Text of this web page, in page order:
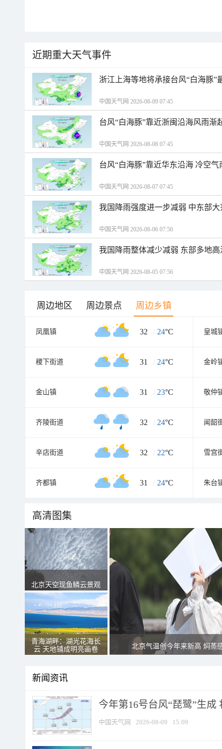
近期重大天气事件
浙江上海等地将承接台风“白海豚”
中国天气网 2026-08-09 07:45
台风“白海豚”靠近浙闽沿海风雨渐
中国天气网 2026-08-08 07:45
台风“白海豚”靠近华东沿海 冷空
中国天气网 2026-08-07 07:45
我国降雨强度进一步减弱 中东部
中国天气网 2026-08-06 07:50
我国降雨整体减少减弱 东部多地
中国天气网 2026-08-05 07:56
周边地区 周边景点 周边乡镇
凤凰镇 32 / 24°C 皇城
稷下街道 31 / 24°C 金岭
金山镇 31 / 23°C 敬仲
齐陵街道 32 / 24°C 闻韶
辛店街道 32 / 22°C 雪宫
齐都镇 31 / 24°C 朱台
高清图集
北京天空现鱼鳞云景观
青海湖畔：湖光花海长
云 天地铺成明亮画卷
北京气温创今年来新高 焖蒸
新闻资讯
今年第16号台风“琵鹭”生
中国天气网 2026-08-09 15:09